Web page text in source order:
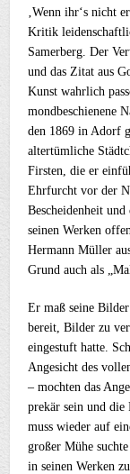
‚Wenn ihr‘s nicht
Kritik
Samerberg. Der
und das Zitat aus
Kunst wahrlich
mondbeschienene
den 1869 in Adorf
altertümliche
Firsten, die er
Ehrfurcht vor der
Bescheidenheit
seinen Werken
Hermann Müller
Grund auch als
Er maß seine
bereit, Bilder zu
eingestuft hatte.
Angesicht des
– mochten das
prekär sein und die
muss wieder auf
großer Mühe
in seinen Werken